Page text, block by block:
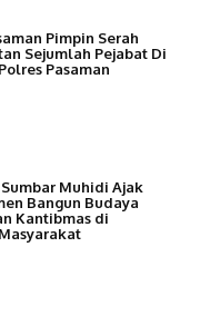
Pimpin Serah
Sejumlah Pejabat Di
Pasaman
Sumbar Muhidi Ajak
Bangun Budaya
Kantibmas di